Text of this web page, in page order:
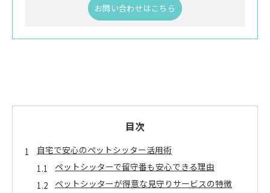
お問い合わせはこちら
目次
自宅で安心のペットシッター活用術
ペットシッターで留守番も安心できる理由
ペットシッターが得意な見守りサービスの特徴